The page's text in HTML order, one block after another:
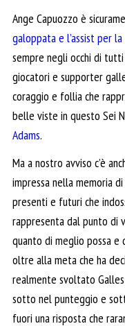
Ange Capuozzo è
galoppata e l’assist per
sempre negli occhi di
giocatori e supporter
coraggio e follia che
belle viste in questo Sei
Adams.
Ma a nostro avviso c’è
impressa nella memoria
presenti e futuri che
rappresenta dal punto di
quanto di meglio possa e
oltre alla meta che ha
realmente svoltato
sotto nel punteggio e
fuori una risposta che